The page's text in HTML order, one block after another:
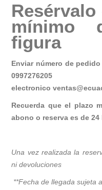
mínimo
figura
Enviar número de
electronico
Recuerda que el plazo
abono o reserva es de 24
Una vez realizada la
ni devoluciones
**Fecha de llegada sujeta